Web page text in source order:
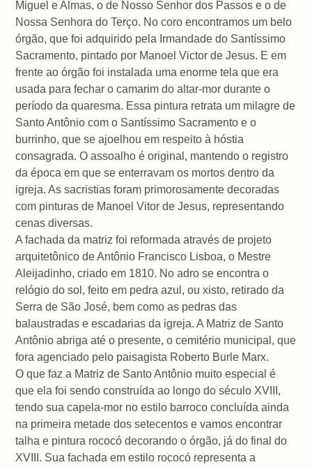
Miguel e Almas, o de Nosso Senhor dos Passos e o de
Nossa Senhora do Terço. No coro encontramos um belo
órgão, que foi adquirido pela Irmandade do Santíssimo
Sacramento, pintado por Manoel Victor de Jesus. E em
frente ao órgão foi instalada uma enorme tela que era
usada para fechar o camarim do altar-mor durante o
período da quaresma. Essa pintura retrata um milagre de
Santo Antônio com o Santíssimo Sacramento e o
burrinho, que se ajoelhou em respeito à hóstia
consagrada. O assoalho é original, mantendo o registro
da época em que se enterravam os mortos dentro da
igreja. As sacristias foram primorosamente decoradas
com pinturas de Manoel Vitor de Jesus, representando
cenas diversas.
A fachada da matriz foi reformada através de projeto
arquitetônico de Antônio Francisco Lisboa, o Mestre
Aleijadinho, criado em 1810. No adro se encontra o
relógio do sol, feito em pedra azul, ou xisto, retirado da
Serra de São José, bem como as pedras das
balaustradas e escadarias da igreja. A Matriz de Santo
Antônio abriga até o presente, o cemitério municipal, que
fora agenciado pelo paisagista Roberto Burle Marx.
O que faz a Matriz de Santo Antônio muito especial é
que ela foi sendo construída ao longo do século XVIII,
tendo sua capela-mor no estilo barroco concluída ainda
na primeira metade dos setecentos e vamos encontrar
talha e pintura rococó decorando o órgão, já do final do
XVIII. Sua fachada em estilo rococó representa a